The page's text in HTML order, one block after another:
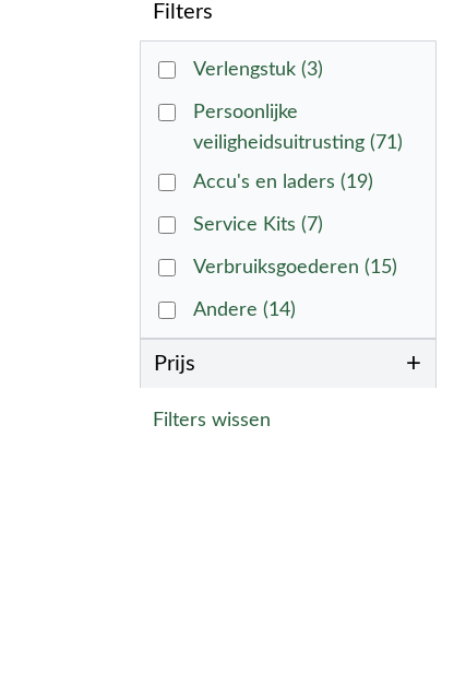
Filters
Verlengstuk (3)
Persoonlijke
veiligheidsuitrusting (71)
Accu's en laders (19)
Service Kits (7)
Verbruiksgoederen (15)
Andere (14)
Prijs +
Filters wissen